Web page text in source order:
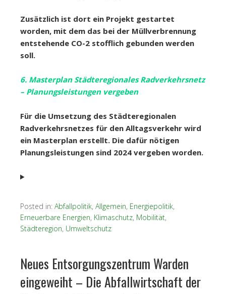
Zusätzlich ist dort ein Projekt gestartet
worden, mit dem das bei der Müllverbrennung
entstehende CO-2 stofflich gebunden werden
soll.
6. Masterplan Städteregionales Radverkehrsnetz
– Planungsleistungen vergeben
Für die Umsetzung des Städteregionalen
Radverkehrsnetzes für den Alltagsverkehr wird
ein Masterplan erstellt. Die dafür nötigen
Planungsleistungen sind 2024 vergeben worden.
Posted in: Abfallpolitik, Allgemein, Energiepolitik,
Erneuerbare Energien, Klimaschutz, Mobilität,
Städteregion, Umweltschutz
Neues Entsorgungszentrum Warden
eingeweiht – Die Abfallwirtschaft der